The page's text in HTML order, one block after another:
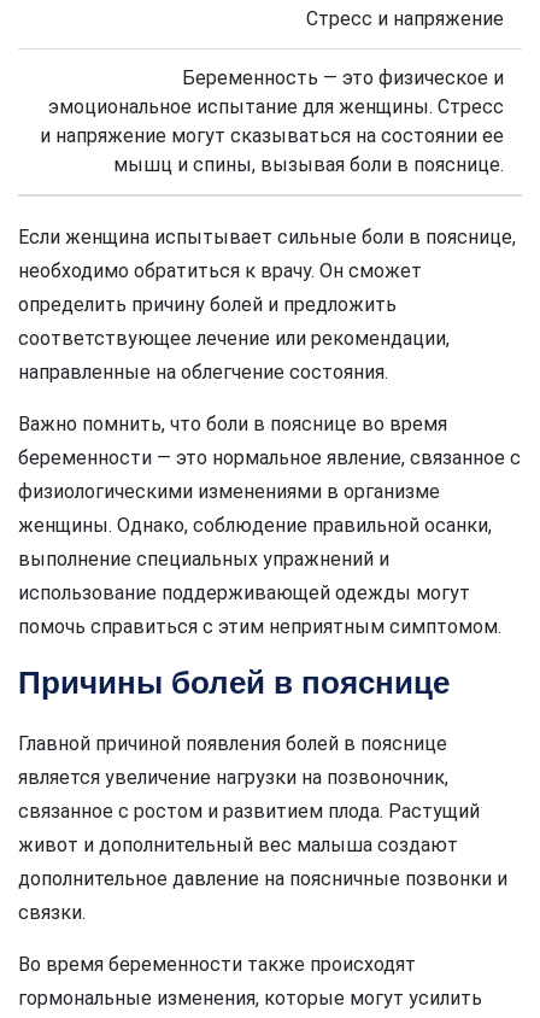
Стресс и напряжение
Беременность — это физическое и
эмоциональное испытание для женщины. Стресс
и напряжение могут сказываться на состоянии ее
мышц и спины, вызывая боли в пояснице.
Если женщина испытывает сильные боли в пояснице,
необходимо обратиться к врачу. Он сможет
определить причину болей и предложить
соответствующее лечение или рекомендации,
направленные на облегчение состояния.
Важно помнить, что боли в пояснице во время
беременности — это нормальное явление, связанное с
физиологическими изменениями в организме
женщины. Однако, соблюдение правильной осанки,
выполнение специальных упражнений и
использование поддерживающей одежды могут
помочь справиться с этим неприятным симптомом.
Причины болей в пояснице
Главной причиной появления болей в пояснице
является увеличение нагрузки на позвоночник,
связанное с ростом и развитием плода. Растущий
живот и дополнительный вес малыша создают
дополнительное давление на поясничные позвонки и
связки.
Во время беременности также происходят
гормональные изменения, которые могут усилить